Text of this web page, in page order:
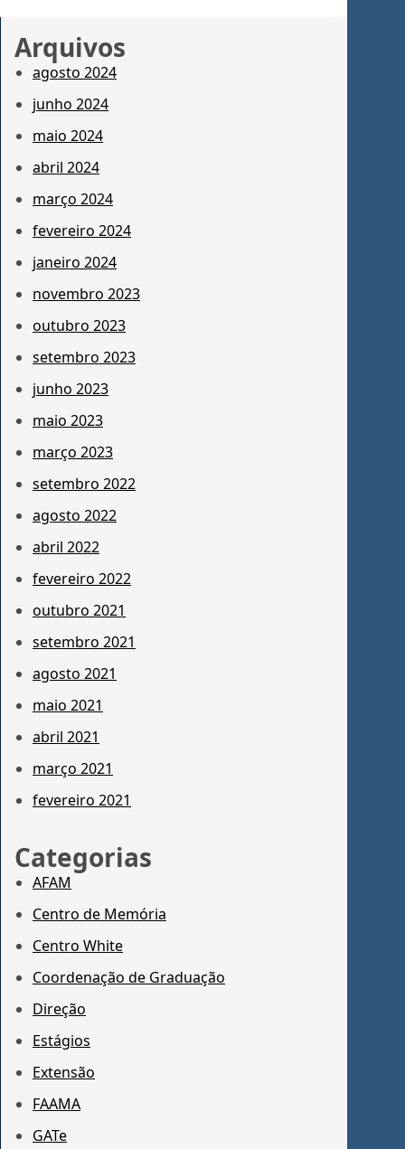
Arquivos
agosto 2024
junho 2024
maio 2024
abril 2024
março 2024
fevereiro 2024
janeiro 2024
novembro 2023
outubro 2023
setembro 2023
junho 2023
maio 2023
março 2023
setembro 2022
agosto 2022
abril 2022
fevereiro 2022
outubro 2021
setembro 2021
agosto 2021
maio 2021
abril 2021
março 2021
fevereiro 2021
Categorias
AFAM
Centro de Memória
Centro White
Coordenação de Graduação
Direção
Estágios
Extensão
FAAMA
GATe